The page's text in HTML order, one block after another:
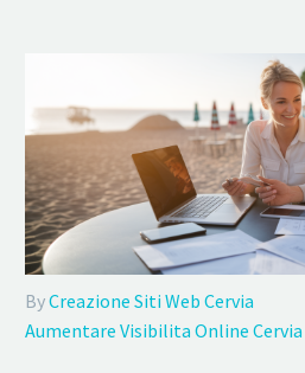
ByCreazione Siti Web Cervia
Aumentare Visibilita Online Cervia